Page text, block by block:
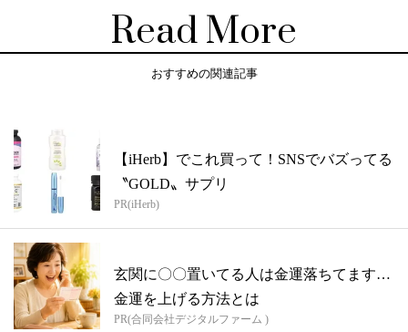
Read More
おすすめの関連記事
【iHerb】でこれ買って！SNSでバズってる
〝GOLD〟サプリ
PR(iHerb)
玄関に〇〇置いてる人は金運落ちてます…
金運を上げる方法とは
PR(合同会社デジタルファーム )